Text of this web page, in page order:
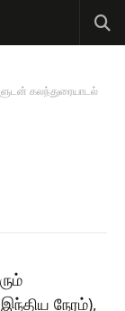
கலந்துரையாடல்
நேரம்),